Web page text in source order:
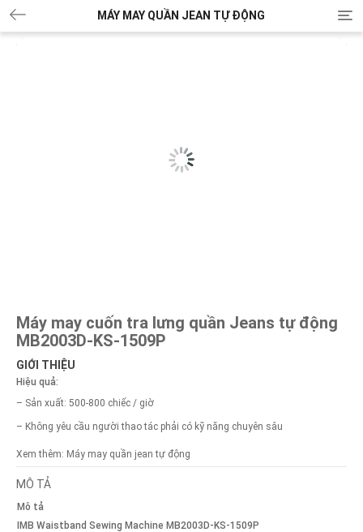
MÁY MAY QUẦN JEAN TỰ ĐỘNG
T
o
Máy may cuốn tra lưng quần Jeans tự động
MB2003D-KS-1509P
GIỚI THIỆU
Hiệu quả:
– Sản xuất: 500-800 chiếc / giờ
– Không yêu cầu người thao tác phải có kỹ năng chuyên sâu
Xem thêm: Máy may quần jean tự động
MÔ TẢ
Mô tả
IMB Waistband Sewing Machine MB2003D-KS-1509P